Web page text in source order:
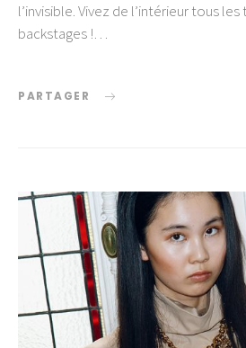
l’invisible. Vivez de l’intérieur tous
backstages !…
PARTAGER